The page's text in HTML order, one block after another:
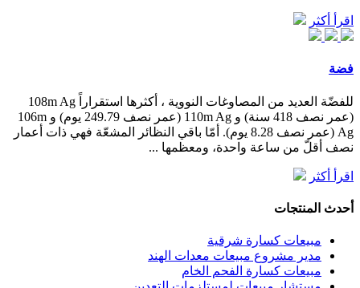
اقرأ أكثر
فضة
للفضّة العديد من المصاوغات النووية ، أكثرها استقراراً 108m Ag
(عمر نصف 418 سنة) و 110m Ag (عمر نصف 249.79 يوم) و 106m
Ag (عمر نصف 8.28 يوم). أمّا باقي النظائر المشعّة فهي ذات أعمار
نصف أقلّ من ساعة واحدة، ومعظمها ...
اقرأ أكثر
أحدث المنتجات
مبيعات كسارة شرقية
مدير مشروع مبيعات معدات الهند
مبيعات كسارة الفحم الخام